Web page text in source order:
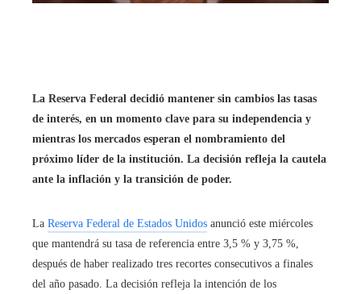
La Reserva Federal decidió mantener sin cambios las tasas
de interés, en un momento clave para su independencia y
mientras los mercados esperan el nombramiento del
próximo líder de la institución. La decisión refleja la cautela
ante la inflación y la transición de poder.
La Reserva Federal de Estados Unidos anunció este miércoles
que mantendrá su tasa de referencia entre 3,5 % y 3,75 %,
después de haber realizado tres recortes consecutivos a finales
del año pasado. La decisión refleja la intención de los